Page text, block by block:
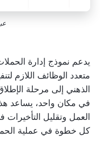
متعدد الوظائف اللازم
الذهني إلى مرحلة
في مكان واحد، يساعد
العمل وتقليل
كل خطوة في عملية